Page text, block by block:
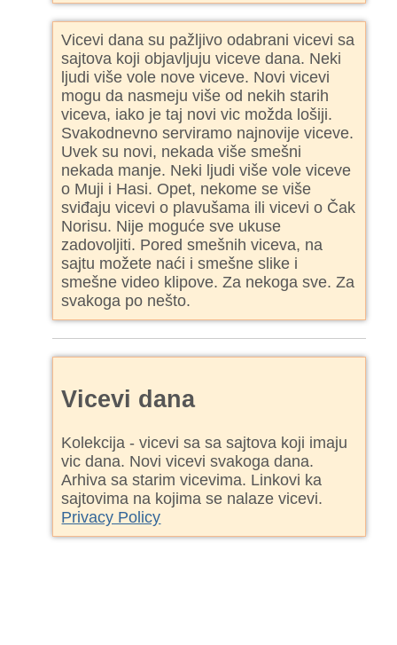
Vicevi dana su pažljivo odabrani vicevi sa
sajtova koji objavljuju viceve dana. Neki
ljudi više vole nove viceve. Novi vicevi
mogu da nasmeju više od nekih starih
viceva, iako je taj novi vic možda lošiji.
Svakodnevno serviramo najnovije viceve.
Uvek su novi, nekada više smešni
nekada manje. Neki ljudi više vole viceve
o Muji i Hasi. Opet, nekome se više
sviđaju vicevi o plavušama ili vicevi o Čak
Norisu. Nije moguće sve ukuse
zadovoljiti. Pored smešnih viceva, na
sajtu možete naći i smešne slike i
smešne video klipove. Za nekoga sve. Za
svakoga po nešto.
Vicevi dana
Kolekcija - vicevi sa sa sajtova koji imaju
vic dana. Novi vicevi svakoga dana.
Arhiva sa starim vicevima. Linkovi ka
sajtovima na kojima se nalaze vicevi.
Privacy Policy